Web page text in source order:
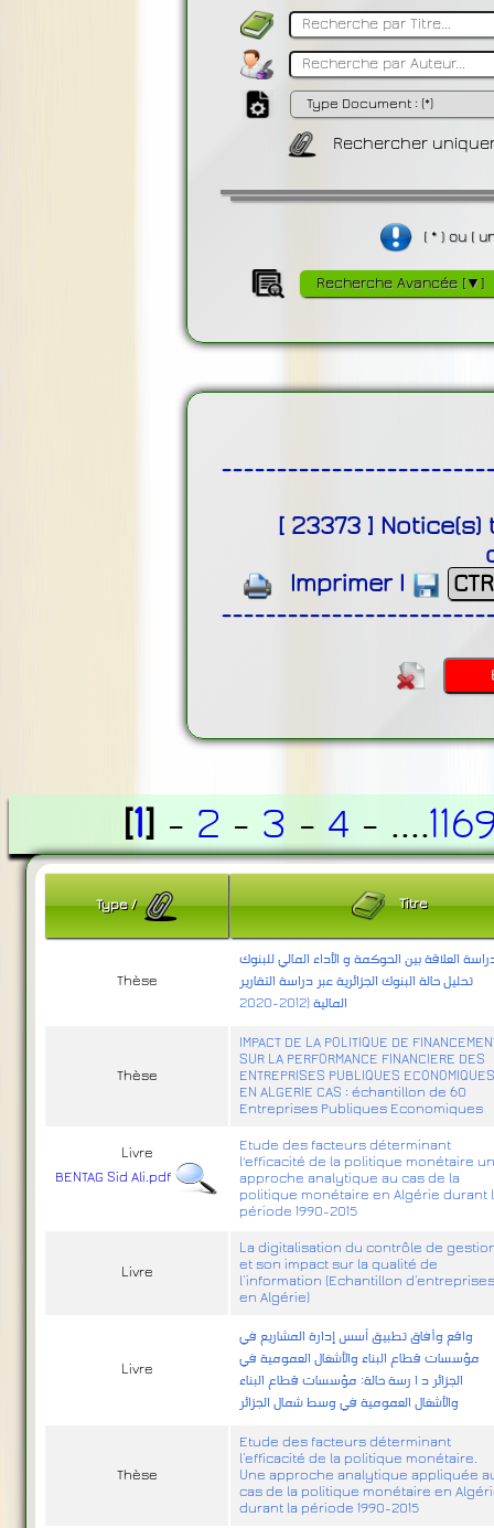
Rechercher
( * ) ou (
Recherche Avancée [▼]
[ 23373 ] Notice(s)
Imprimer|
[1] - 2 - 3 - 4 - ....
Type/ Titre
Thèse
العلاقة بين الحوكمة و الأداء المالي للبنوك
تحليل حالة البنوك الجزائرية عبر دراسة التقارير
المالية (2012-2020
Thèse
IMPACT DE LA POLITIQUE DE
SUR LA PERFORMANCE FINANCIERE DES
ENTREPRISES PUBLIQUES
EN ALGERIE CAS : échantillon de 60
Entreprises Publiques Economiques
Livre
BENTAG Sid Ali.pdf
Etude des facteurs déterminant
l'efficacité de la politique monétaire
approche analytique au cas de la
politique monétaire en Algérie durant
période 1990-2015
Livre
La digitalisation du contrôle de
et son impact sur la qualité de
l’information (Echantillon
en Algérie)
Livre
واقع وآفاق تطبيق أسس إدارة المشاريع في
مؤسسات قطاع البناء والأشغال العمومية في
الجزائر د ا رسة حالة: مؤسسات قطاع البناء
والأشغال العمومية في وسط شمال الجزائر
Thèse
Etude des facteurs déterminant
l’efficacité de la politique monétaire.
Une approche analytique appliquée
cas de la politique monétaire en
durant la période 1990-2015